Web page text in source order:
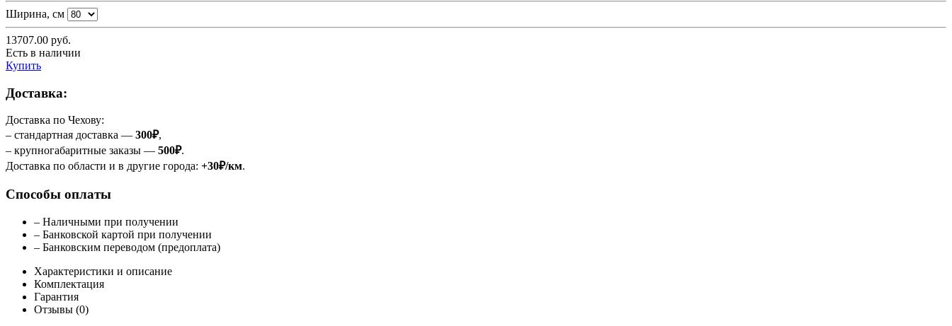
Ширина, см
13707.00 руб.
Есть в наличии
Купить
Доставка:
Доставка по Чехову:
– стандартная доставка — 300₽,
– крупногабаритные заказы — 500₽.
Доставка по области и в другие города: +30₽/км.
Способы оплаты
– Наличными при получении
– Банковской картой при получении
– Банковским переводом (предоплата)
Характеристики и описание
Комплектация
Гарантия
Отзывы (0)